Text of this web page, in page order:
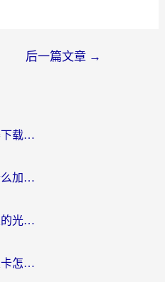
后一篇文章 →
海外崩坏：星穹铁道加速器下载安装：一份给游子的终极网络指南
境外玩航海王热血航线用什么加速器？2026海外玩家实测最优方案（附欧洲问道堡垒前线加速技巧）
在异国他乡，寻找连接故土的光明大陆免费加速器
在海外玩坦克世界闪击战很卡怎么办？老玩家亲测有效的加速器选择指南